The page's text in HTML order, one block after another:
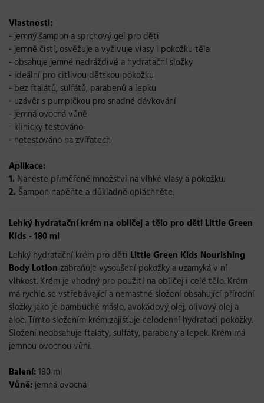
Vlastnosti:
- jemný šampon a sprchový gel pro děti
- jemně čistí, osvěžuje a vyživuje vlasy i pokožku těla
- obsahuje jemné nedráždivé a hydratační složky
- ideální pro citlivou dětskou pokožku
- bez ftalátů, sulfátů, parabenů a lepku
- uzávěr s pumpičkou pro snadné dávkování
- jemná ovocná vůně
- klinicky testováno
- netestováno na zvířatech
Aplikace:
1. Naneste přiměřené množství na vlhké vlasy a pokožku.
2. Šampon napěňte a důkladně opláchněte.
Lehký hydratační krém na obličej a tělo pro děti Little Green
Kids - 180 ml
Lehký hydratační krém pro děti Little Green Kids Nourishing
Body Lotion zabraňuje vysoušení pokožky a uzamyká v ní
vlhkost. Krém je vhodný pro použití na obličej i celé tělo. Krém
má rychle se vstřebávající a nemastné složení obsahující přírodní
složky jako je bambucké máslo, avokádový olej, olivový olej a
aloe. Tímto složením krém zajišťuje celodenní hydrataci pokožky.
Složení neobsahuje ftaláty, sulfáty, parabeny a lepek. Krém má
jemnou ovocnou vůni.
Balení:180 ml
Vůně:jemná ovocná